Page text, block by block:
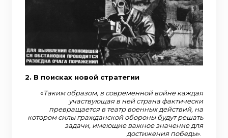
2. В поисках новой стратегии
«Таким образом, в современной войне каждая
участвующая в ней страна фактически
превращается в театр военных действий, на
котором силы гражданской обороны будут решать
задачи, имеющие важное значение для
достижения победы».